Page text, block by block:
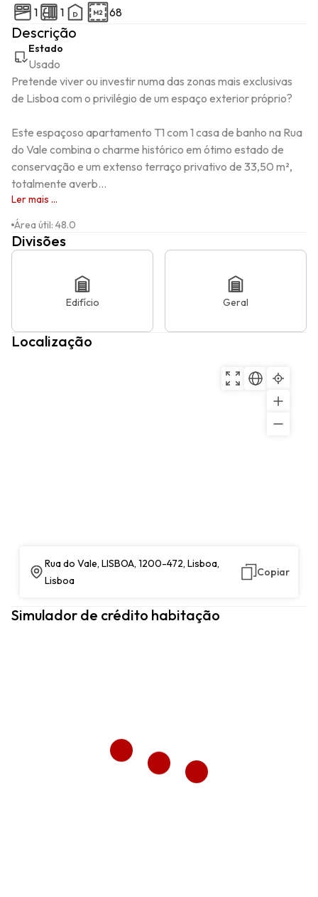
1
1 68
Descrição
Estado
Usado
Pretende viver ou investir numa das zonas mais exclusivas
de Lisboa com o privilégio de um espaço exterior próprio?
Este espaçoso apartamento T1 com 1 casa de banho na Rua
do Vale combina o charme histórico em ótimo estado de
conservação e um extenso terraço privativo de 33,50 m²,
totalmente averb...
Ler mais ...
Área útil: 48.0
Divisões
Edifício Geral
Localização
Rua do Vale, LISBOA, 1200-472, Lisboa,
Lisboa
Copiar
Simulador de crédito habitação